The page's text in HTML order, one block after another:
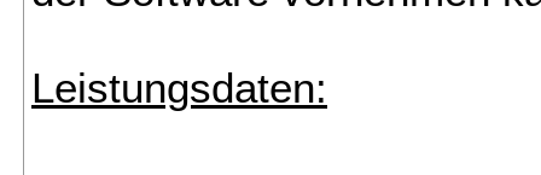
Leistungsdaten: